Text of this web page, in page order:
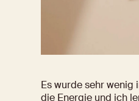
Es wurde sehr
die Energie und ich